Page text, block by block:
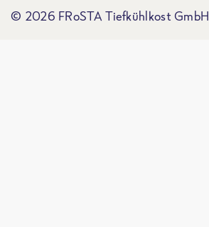
© 2026 FRoSTA Tiefkühlkost GmbH